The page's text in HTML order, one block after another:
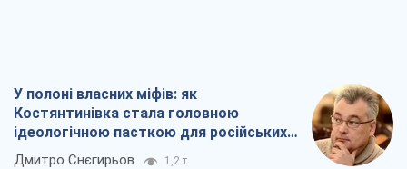
У полоні власних міфів: як
Костянтинівка стала головною
ідеологічною пасткою для російських
окупантів
Дмитро Снєгирьов 1,2 т.